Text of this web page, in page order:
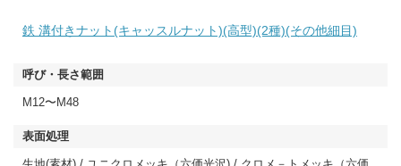
鉄 溝付きナット(キャッスルナット)(高型)(2種)(その他細目)
M12〜M48